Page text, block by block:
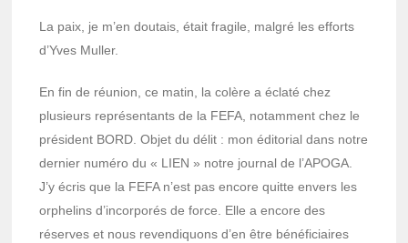
La paix, je m’en doutais, était fragile, malgré les efforts
d’Yves Muller.
En fin de réunion, ce matin, la colère a éclaté chez
plusieurs repré­sen­tants de la FEFA, notam­ment chez le
président BORD. Objet du délit : mon édito­rial dans notre
dernier numéro du « LIEN » notre jour­nal de l’APOGA.
J’y écris que la FEFA n’est pas encore quitte envers les
orphe­lins d’in­cor­po­rés de force. Elle a encore des
réserves et nous reven­diquons d’en être béné­fi­ciaires